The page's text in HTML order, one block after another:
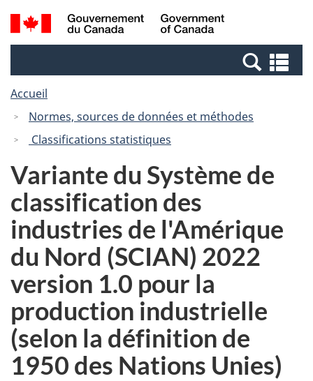
Passer
au
Passer
à
Canada
Recherche
et
et
Accueil
Normes, sources de données et méthodes
Classifications statistiques
Variante du Système de
classification des
industries de l'Amérique
du Nord (SCIAN) 2022
version 1.0 pour la
production industrielle
(selon la définition de
1950 des Nations Unies)